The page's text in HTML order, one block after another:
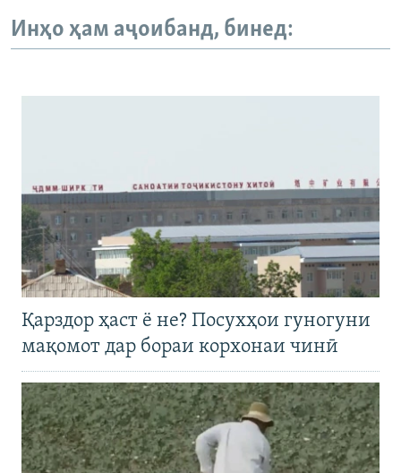
Инҳо ҳам аҷоибанд, бинед:
Қарздор ҳаст ё не? Посухҳои гуногуни
мақомот дар бораи корхонаи чинӣ